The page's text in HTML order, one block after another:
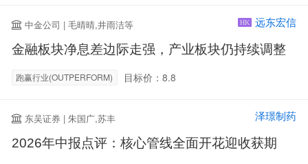
中金公司 | 毛晴晴,井雨洁等 HK 远东宏信
金融板块净息差边际走强，产业板块仍持续调整
跑赢行业(OUTPERFORM) 目标价：8.8
东吴证券 | 朱国广,苏丰 泽璟制药
2026年中报点评：核心管线全面开花迎收获期